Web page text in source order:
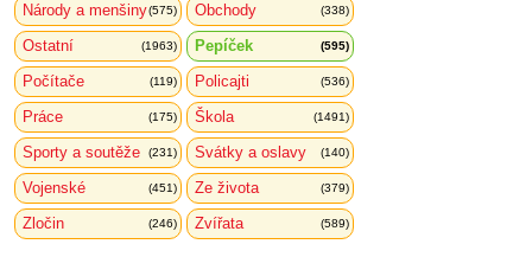
Národy a menšiny(575) Obchody (338)
Ostatní (1963) Pepíček (595)
Počítače (119) Policajti (536)
Práce (175) Škola (1491)
Sporty a soutěže (231) Svátky a oslavy (140)
Vojenské (451) Ze života (379)
Zločin (246) Zvířata (589)